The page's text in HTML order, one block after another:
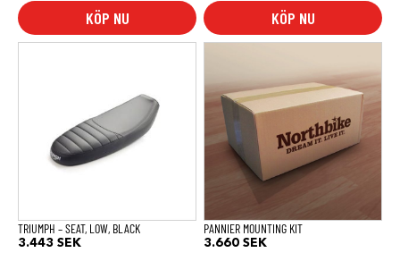
KÖP NU KÖP NU
TRIUMPH – SEAT, LOW, BLACK
3.443 SEK
PANNIER MOUNTING KIT
3.660 SEK